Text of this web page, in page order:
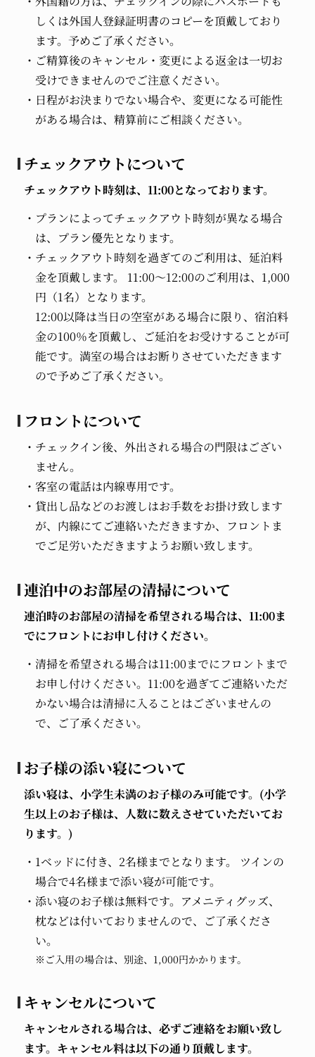
しくは外国人登録証明書のコピーを頂戴しており
ます。予めご了承ください。
ご精算後のキャンセル・変更による返金は一切お
受けできませんのでご注意ください。
日程がお決まりでない場合や、変更になる可能性
がある場合は、精算前にご相談ください。
チェックアウトについて
チェックアウト時刻は、11:00となっております。
プランによってチェックアウト時刻が異なる場合
は、プラン優先となります。
チェックアウト時刻を過ぎてのご利用は、延泊料
金を頂戴します。 11:00～12:00のご利用は、1,000
円（1名）となります。
12:00以降は当日の空室がある場合に限り、宿泊料
金の100％を頂戴し、ご延泊をお受けすることが可
能です。満室の場合はお断りさせていただきます
ので予めご了承ください。
フロントについて
チェックイン後、外出される場合の門限はござい
ません。
客室の電話は内線専用です。
貸出し品などのお渡しはお手数をお掛け致します
が、内線にてご連絡いただきますか、フロントま
でご足労いただきますようお願い致します。
連泊中のお部屋の清掃について
連泊時のお部屋の清掃を希望される場合は、11:00ま
でにフロントにお申し付けください。
清掃を希望される場合は11:00までにフロントまで
お申し付けください。11:00を過ぎてご連絡いただ
かない場合は清掃に入ることはございませんの
で、ご了承ください。
お子様の添い寝について
添い寝は、小学生未満のお子様のみ可能です。(小学
生以上のお子様は、人数に数えさせていただいてお
ります。)
1ベッドに付き、2名様までとなります。 ツインの
場合で4名様まで添い寝が可能です。
添い寝のお子様は無料です。アメニティグッズ、
枕などは付いておりませんので、ご了承くださ
い。
※ご入用の場合は、別途、1,000円かかります。
キャンセルについて
キャンセルされる場合は、必ずご連絡をお願い致し
ます。キャンセル料は以下の通り頂戴します。